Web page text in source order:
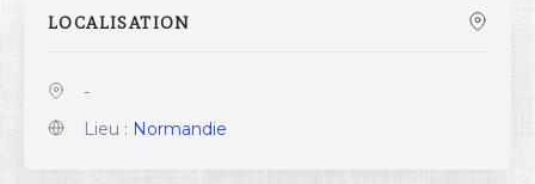
LOCALISATION
-
Lieu : Normandie